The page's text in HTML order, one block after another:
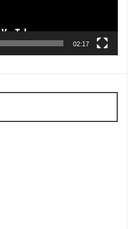
02:17